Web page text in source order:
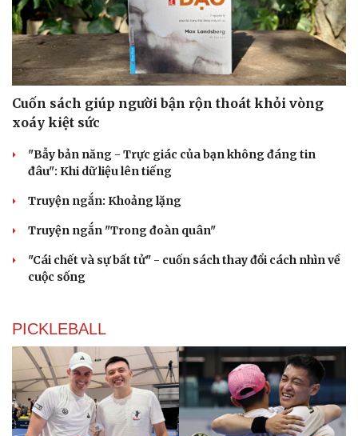
Cuốn sách giúp người bận rộn thoát khỏi vòng
xoáy kiệt sức
"Bẫy bản năng - Trực giác của bạn không đáng tin
đâu": Khi dữ liệu lên tiếng
Truyện ngắn: Khoảng lặng
Truyện ngắn "Trong đoàn quân"
"Cái chết và sự bất tử" - cuốn sách thay đổi cách nhìn về
cuộc sống
PICKLEBALL